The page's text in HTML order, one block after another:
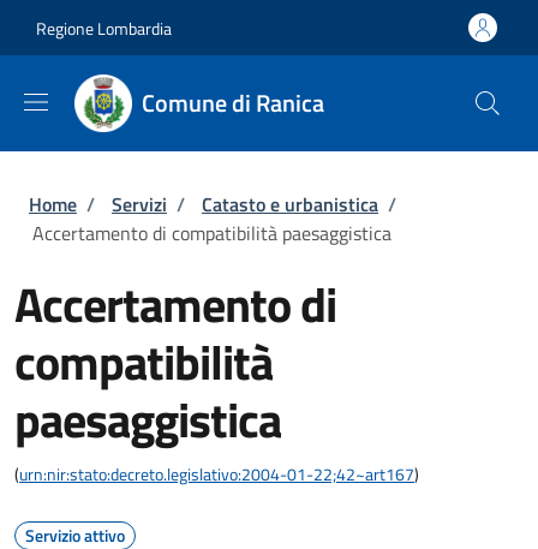
Regione Lombardia
Comune di Ranica
Briciole di pane
Home / Servizi / Catasto e urbanistica /
Accertamento di compatibilità paesaggistica
Accertamento di
compatibilità
paesaggistica
(urn:nir:stato:decreto.legislativo:2004-01-22;42~art167)
Servizio attivo